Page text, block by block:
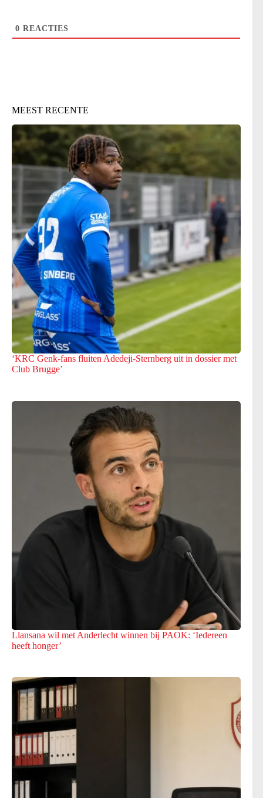
0 REACTIES
MEEST RECENTE
‘KRC Genk-fans fluiten Adedeji-Sternberg uit in dossier met
Club Brugge’
Llansana wil met Anderlecht winnen bij PAOK: ‘Iedereen
heeft honger’